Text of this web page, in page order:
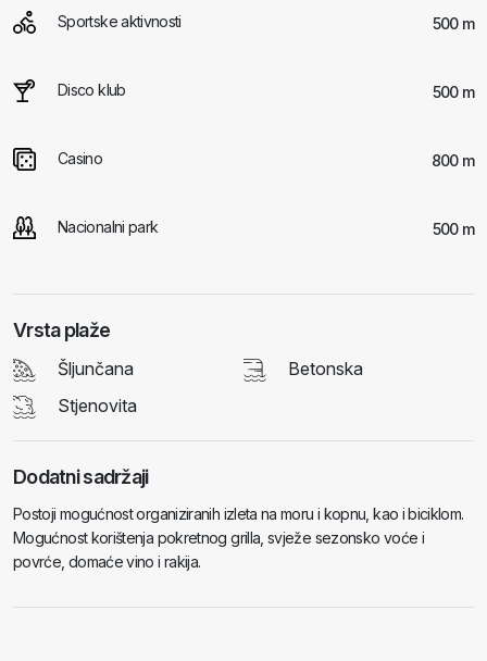
Sportske aktivnosti 500 m
Disco klub 500 m
Casino 800 m
Nacionalni park 500 m
Vrsta plaže
Šljunčana
Betonska
Stjenovita
Dodatni sadržaji
Postoji mogućnost organiziranih izleta na moru i kopnu, kao i biciklom.
Mogućnost korištenja pokretnog grilla, svježe sezonsko voće i
povrće, domaće vino i rakija.